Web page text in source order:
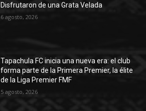
Disfrutaron de una Grata Velada
6 agosto, 2026
Tapachula FC inicia una nueva era: el club
forma parte de la Primera Premier, la élite
de la Liga Premier FMF
5 agosto, 2026